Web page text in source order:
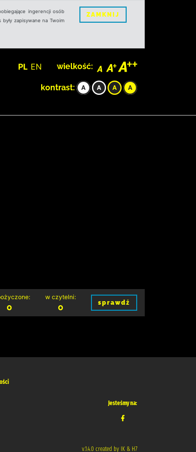
ingerencji osób
zapisywane na Twoim
ZAMKNIJ
PL EN wielkość:
kontrast:
0
w czytelni:
0 sprawdź
Jesteśmy na:
v.1.4.0 created by IK & H7